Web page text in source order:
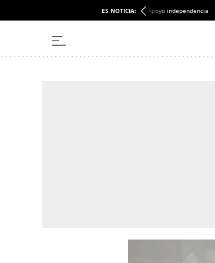
ES NOTICIA: Apoyo independencia